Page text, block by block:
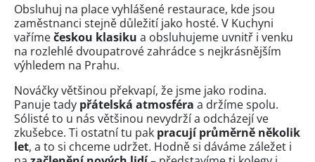
Obsluhuj na place vyhlášené restaurace, kde jsou
zaměstnanci stejně důležití jako hosté. V Kuchyni
vařímečeskou klasiku a obsluhujeme uvnitř i venku
na rozlehlé dvoupatrové zahrádce s nejkrásnějším
výhledem na Prahu.
Nováčky většinou překvapí, že jsme jako rodina.
Panuje tady přátelská atmosféra a držíme spolu.
Sólisté to u nás většinou nevydrží a odcházejí ve
zkušebce. Ti ostatní tu pak pracují průměrně několik
let, a to si chceme udržet. Hodně si dáváme záležet i